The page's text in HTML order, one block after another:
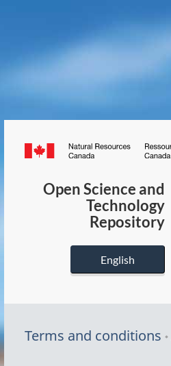
Canada.ca
Open Science and
Technology
Repository
English
Terms and conditions